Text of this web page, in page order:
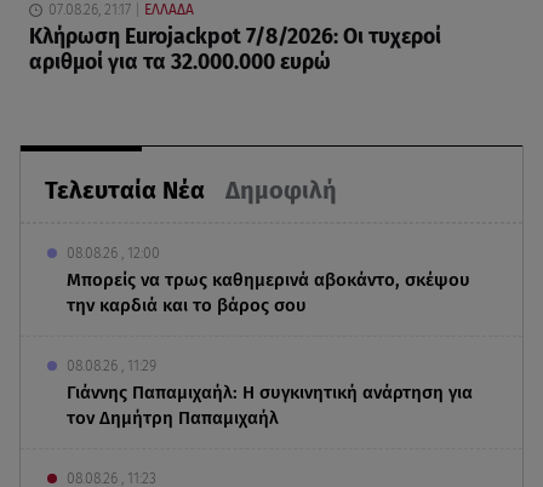
Τελευταία Νέα Δημοφιλή
08.08.26 , 12:00
Μπορείς να τρως καθημερινά αβοκάντο, σκέψου
την καρδιά και το βάρος σου
08.08.26 , 11:29
Γιάννης Παπαμιχαήλ: Η συγκινητική ανάρτηση για
τον Δημήτρη Παπαμιχαήλ
08.08.26 , 11:23
07.08.26, 21:17 ΕΛΛΑΔΑ
Κλήρωση Eurojackpot 7/8/2026: Οι τυχεροί
αριθμοί για τα 32.000.000 ευρώ